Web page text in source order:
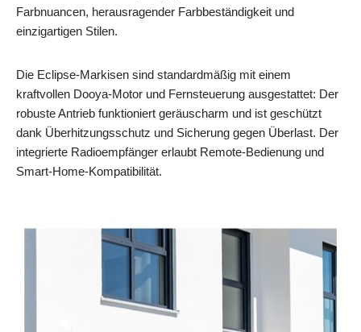
Farbnuancen, herausragender Farbbeständigkeit und
einzigartigen Stilen.
Die Eclipse-Markisen sind standardmäßig mit einem
kraftvollen Dooya-Motor und Fernsteuerung ausgestattet: Der
robuste Antrieb funktioniert geräuscharm und ist geschützt
dank Überhitzungsschutz und Sicherung gegen Überlast. Der
integrierte Radioempfänger erlaubt Remote-Bedienung und
Smart-Home-Kompatibilität.